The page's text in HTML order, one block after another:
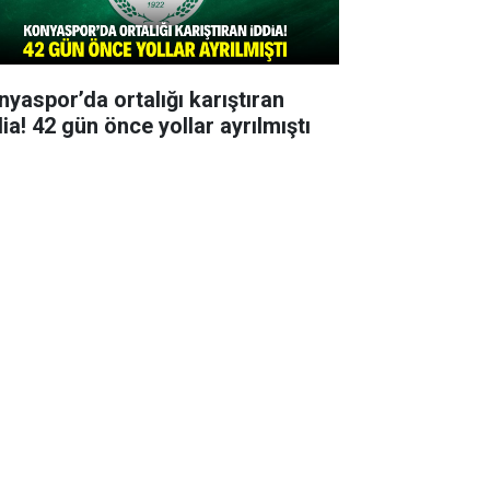
ortalığı karıştıran
42 gün önce yollar ayrılmıştı